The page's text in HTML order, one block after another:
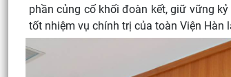
phần củng cố khối đoàn kết, giữ vững
tốt nhiệm vụ chính trị của toàn Viện Hàn